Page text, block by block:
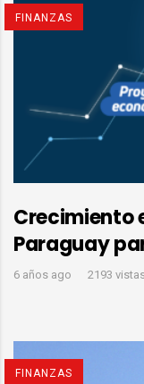
FINANZAS
Crecimiento
Paraguay
6 años ago 2193
FINANZAS